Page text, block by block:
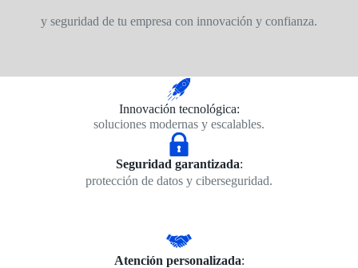
y seguridad de tu empresa con innovación y confianza.
Innovación tecnológica:
soluciones modernas y escalables.
Seguridad garantizada:
protección de datos y ciberseguridad.
Atención personalizada: